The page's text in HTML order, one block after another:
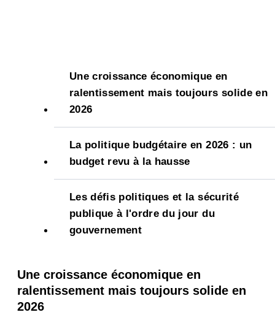
Une croissance économique en
ralentissement mais toujours solide en
2026
La politique budgétaire en 2026 : un
budget revu à la hausse
Les défis politiques et la sécurité
publique à l'ordre du jour du
gouvernement
Une croissance économique en
ralentissement mais toujours solide en
2026